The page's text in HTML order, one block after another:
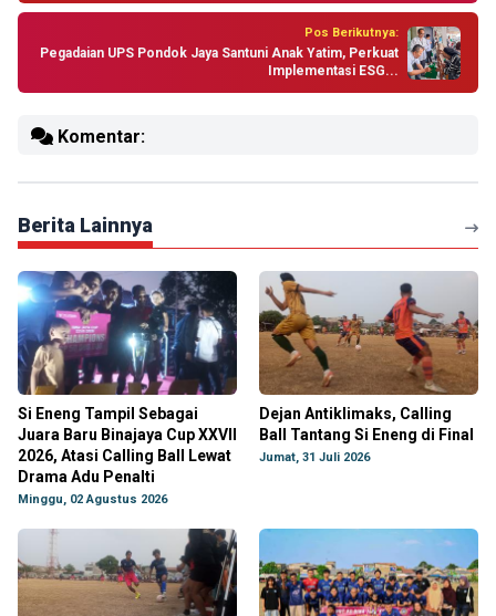
Pos Berikutnya:
Pegadaian UPS Pondok Jaya Santuni Anak Yatim, Perkuat
Implementasi ESG...
Komentar:
Berita Lainnya
Si Eneng Tampil Sebagai
Juara Baru Binajaya Cup XXVII
2026, Atasi Calling Ball Lewat
Drama Adu Penalti
Minggu, 02 Agustus 2026
Dejan Antiklimaks, Calling
Ball Tantang Si Eneng di Final
Jumat, 31 Juli 2026